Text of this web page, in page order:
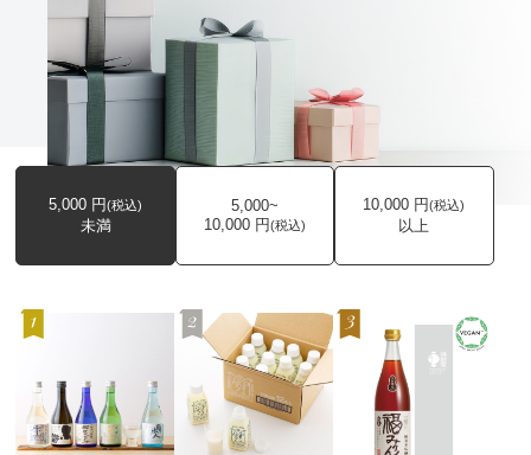
5,000 円(税込)
未満
5,000~
10,000 円(税込)
10,000 円(税込)
以上